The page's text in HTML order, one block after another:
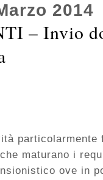
2014
– Invio
particolarmente
maturano i
ove in